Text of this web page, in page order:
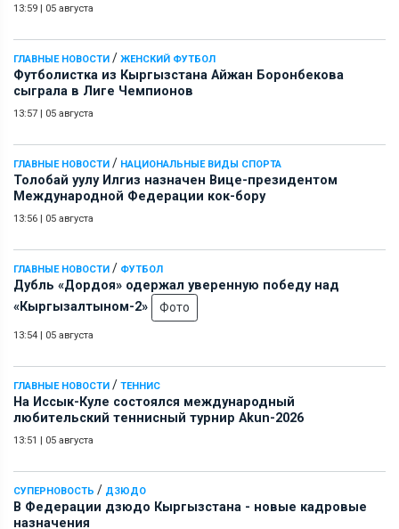
13:59 | 05 августа
ГЛАВНЫЕ НОВОСТИ / ЖЕНСКИЙ ФУТБОЛ
Футболистка из Кыргызстана Айжан Боронбекова
сыграла в Лиге Чемпионов
13:57 | 05 августа
ГЛАВНЫЕ НОВОСТИ / НАЦИОНАЛЬНЫЕ ВИДЫ СПОРТА
Толобай уулу Илгиз назначен Вице-президентом
Международной Федерации кок-бору
13:56 | 05 августа
ГЛАВНЫЕ НОВОСТИ / ФУТБОЛ
Дубль «Дордоя» одержал уверенную победу над
«Кыргызалтыном-2»
Фото
13:54 | 05 августа
ГЛАВНЫЕ НОВОСТИ / ТЕННИС
На Иссык-Куле состоялся международный
любительский теннисный турнир Akun-2026
13:51 | 05 августа
СУПЕРНОВОСТЬ / ДЗЮДО
В Федерации дзюдо Кыргызстана - новые кадровые
назначения